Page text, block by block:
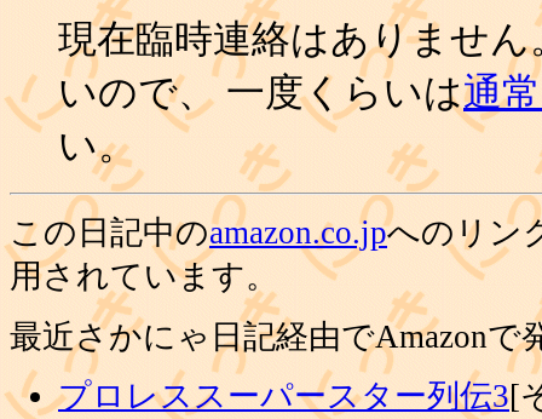
現在臨時連絡はありませ
いので、 一度くらいは通
い。
この日記中のamazon.co.jpへのリン
用されています。
最近さかにゃ日記経由でAmazon
プロレススーパースター列伝3[